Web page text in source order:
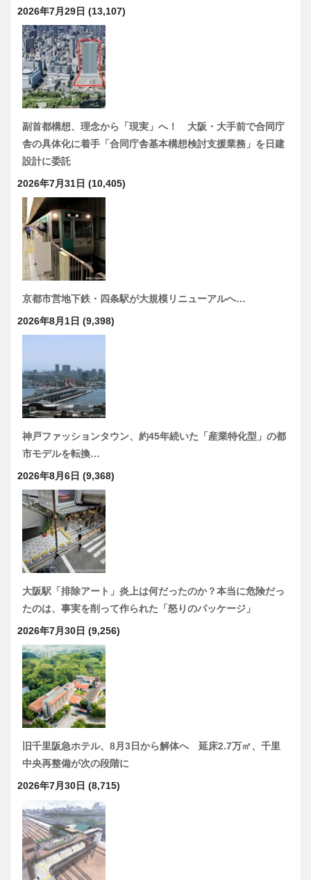
2026年7月29日 (13,107)
副首都構想、理念から「現実」へ！ 大阪・大手前で合同庁
舎の具体化に着手「合同庁舎基本構想検討支援業務」を日建
設計に委託
2026年7月31日 (10,405)
京都市営地下鉄・四条駅が大規模リニューアルへ…
2026年8月1日 (9,398)
神戸ファッションタウン、約45年続いた「産業特化型」の都
市モデルを転換…
2026年8月6日 (9,368)
大阪駅「排除アート」炎上は何だったのか？本当に危険だっ
たのは、事実を削って作られた「怒りのパッケージ」
2026年7月30日 (9,256)
旧千里阪急ホテル、8月3日から解体へ 延床2.7万㎡、千里
中央再整備が次の段階に
2026年7月30日 (8,715)